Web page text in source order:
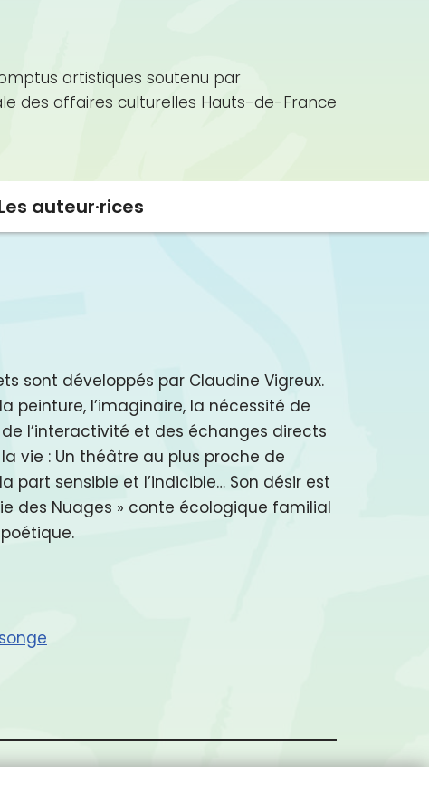
artistiques soutenu par
des affaires culturelles Hauts-de-France
auteur·rices
sont développés par Claudine Vigreux.
peinture, l’imaginaire, la nécessité de
l’interactivité et des échanges directs
vie : Un théâtre au plus proche de
part sensible et l’indicible… Son désir est
des Nuages » conte écologique familial